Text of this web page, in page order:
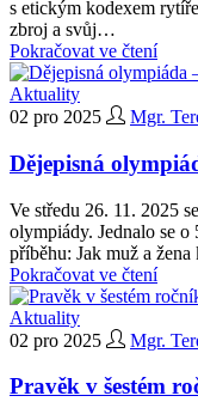
s etickým kodexem
zbroj a svůj…
Pokračovat ve čtení
Aktuality
02 pro 2025
Mgr.
Dějepisná
Ve středu 26. 11. 2025
olympiády. Jednalo se o
příběhu: Jak muž a
Pokračovat ve čtení
Aktuality
02 pro 2025
Mgr.
Pravěk v šestém